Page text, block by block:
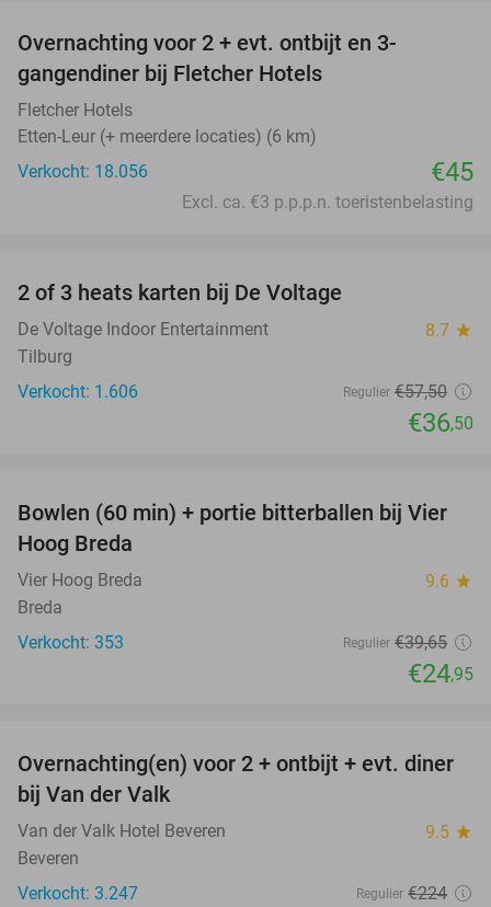
Overnachting voor 2 + evt. ontbijt en 3-
gangendiner bij Fletcher Hotels
Fletcher Hotels
Etten-Leur (+ meerdere locaties) (6 km)
Verkocht: 18.056
€45
Excl. ca. €3 p.p.p.n. toeristenbelasting
2 of 3 heats karten bij De Voltage
De Voltage Indoor Entertainment 8.7 star
Tilburg
Verkocht: 1.606
Regulier €57,50
€36,50
37%
Bowlen (60 min) + portie bitterballen bij Vier
Hoog Breda
Vier Hoog Breda 9.6 star
Breda
Verkocht: 353
Regulier €39,65
€24,95
51%
Overnachting(en) voor 2 + ontbijt + evt. diner
bij Van der Valk
Van der Valk Hotel Beveren 9.5 star
Beveren
Verkocht: 3.247
Regulier €224